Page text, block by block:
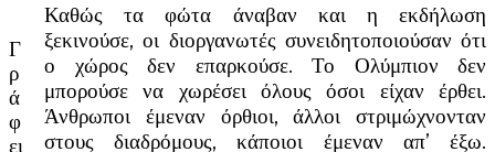
Γ
ρ
ά
φ
ει
Καθώς τα φώτα άναβαν και η εκδήλωση
ξεκινούσε, οι διοργανωτές συνειδητοποιούσαν ότι
ο χώρος δεν επαρκούσε. Το Ολύμπιον δεν
μπορούσε να χωρέσει όλους όσοι είχαν έρθει.
Άνθρωποι έμεναν όρθιοι, άλλοι στριμώχνονταν
στους διαδρόμους, κάποιοι έμεναν απ’ έξω.